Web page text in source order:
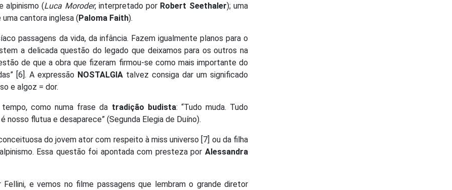
alpinismo (Luca Moroder, interpretado por Robert Seethaler); uma
uma cantora inglesa (Paloma Faith).
passagens da vida, da infância. Fazem igualmente planos para o
a delicada questão do legado que deixamos para os outros na
de que a obra que fizeram firmou-se como mais importante do
[6]. A expressão NOSTALGIA talvez consiga dar um significado
e algoz = dor.
como numa frase da tradição budista: “Tudo muda. Tudo
nosso flutua e desaparece” (Segunda Elegia de Duíno).
do jovem ator com respeito à miss universo [7] ou da filha
Essa questão foi apontada com presteza por Alessandra
e vemos no filme passagens que lembram o grande diretor